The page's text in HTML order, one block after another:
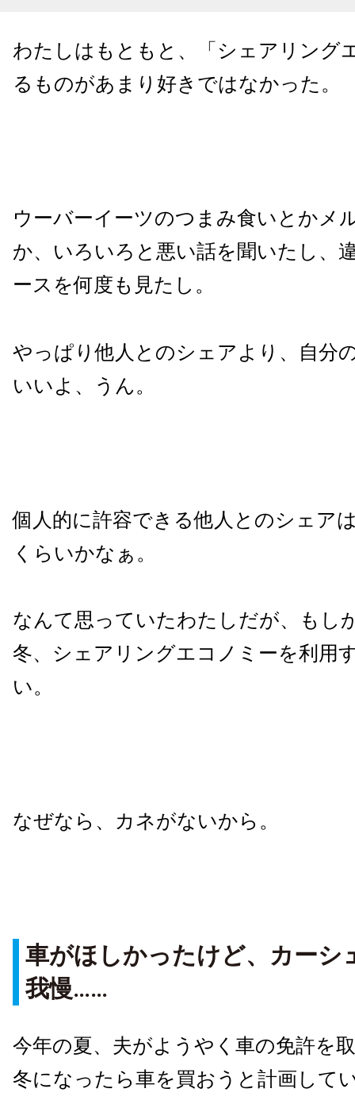
わたしはもともと、「シェアリング
るものがあまり好きではなかった。
ウーバーイーツのつまみ食いとかメ
か、いろいろと悪い話を聞いたし、
ースを何度も見たし。
やっぱり他人とのシェアより、自分
いいよ、うん。
個人的に許容できる他人とのシェア
くらいかなぁ。
なんて思っていたわたしだが、もし
冬、シェアリングエコノミーを利用
い。
なぜなら、カネがないから。
車がほしかったけど、カーシ
我慢……
今年の夏、夫がようやく車の免許を
冬になったら車を買おうと計画して